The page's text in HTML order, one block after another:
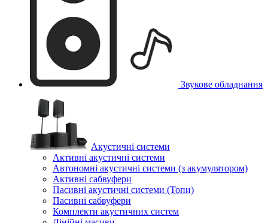
Звукове обладнання
Акустичні системи
Активні акустичні системи
Автономні акустичні системи (з акумулятором)
Активні сабвуфери
Пасивні акустичні системи (Топи)
Пасивні сабвуфери
Комплекти акустичних систем